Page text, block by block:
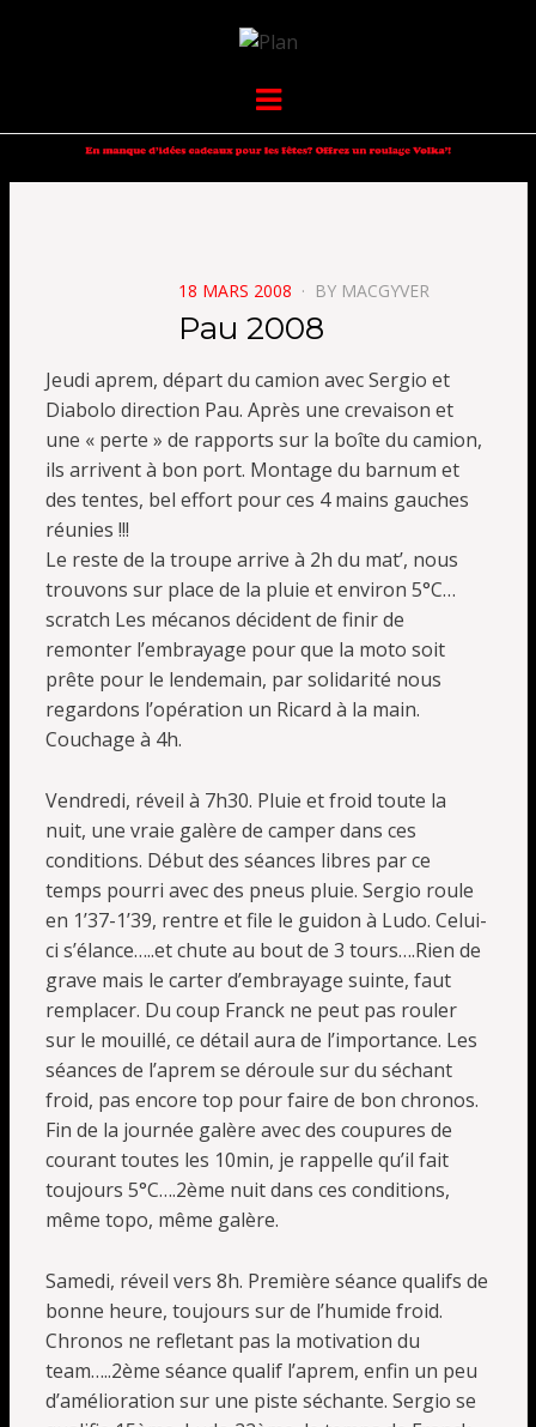
VOLKANIK-
ENDURANCE
Menu
POSTED
ON
18 MARS 2008 BY MACGYVER
Pau 2008
Jeudi aprem, départ du camion avec Sergio et
Diabolo direction Pau. Après une crevaison et
une « perte » de rapports sur la boîte du camion,
ils arrivent à bon port. Montage du barnum et
des tentes, bel effort pour ces 4 mains gauches
réunies !!!
Le reste de la troupe arrive à 2h du mat’, nous
trouvons sur place de la pluie et environ 5°C…
scratch Les mécanos décident de finir de
remonter l’embrayage pour que la moto soit
prête pour le lendemain, par solidarité nous
regardons l’opération un Ricard à la main.
Couchage à 4h.
Vendredi, réveil à 7h30. Pluie et froid toute la
nuit, une vraie galère de camper dans ces
conditions. Début des séances libres par ce
temps pourri avec des pneus pluie. Sergio roule
en 1’37-1’39, rentre et file le guidon à Ludo. Celui-
ci s’élance…..et chute au bout de 3 tours….Rien de
grave mais le carter d’embrayage suinte, faut
remplacer. Du coup Franck ne peut pas rouler
sur le mouillé, ce détail aura de l’importance. Les
séances de l’aprem se déroule sur du séchant
froid, pas encore top pour faire de bon chronos.
Fin de la journée galère avec des coupures de
courant toutes les 10min, je rappelle qu’il fait
toujours 5°C….2ème nuit dans ces conditions,
même topo, même galère.
Samedi, réveil vers 8h. Première séance qualifs de
bonne heure, toujours sur de l’humide froid.
Chronos ne refletant pas la motivation du
team…..2ème séance qualif l’aprem, enfin un peu
d’amélioration sur une piste séchante. Sergio se